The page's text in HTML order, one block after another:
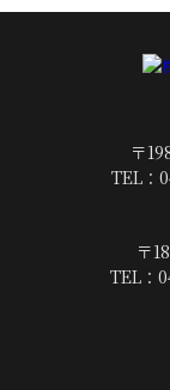
〒
TEL：
〒
TEL：